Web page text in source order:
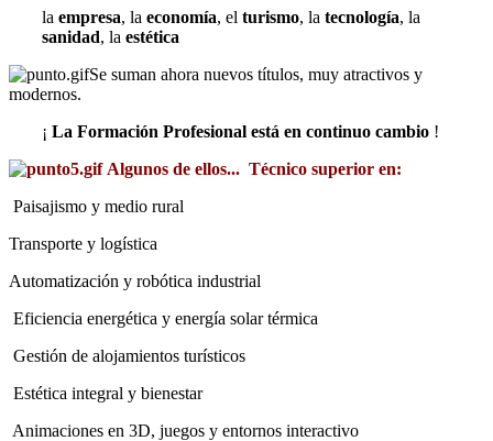
la empresa, la economía, el turismo, la tecnología, la
sanidad, la estética
Se suman ahora nuevos títulos, muy atractivos y
modernos.
¡ La Formación Profesional está en continuo cambio !
Algunos de ellos... Técnico superior en:
Paisajismo y medio rural
Transporte y logística
Automatización y robótica industrial
Eficiencia energética y energía solar térmica
Gestión de alojamientos turísticos
Estética integral y bienestar
Animaciones en 3D, juegos y entornos interactivo